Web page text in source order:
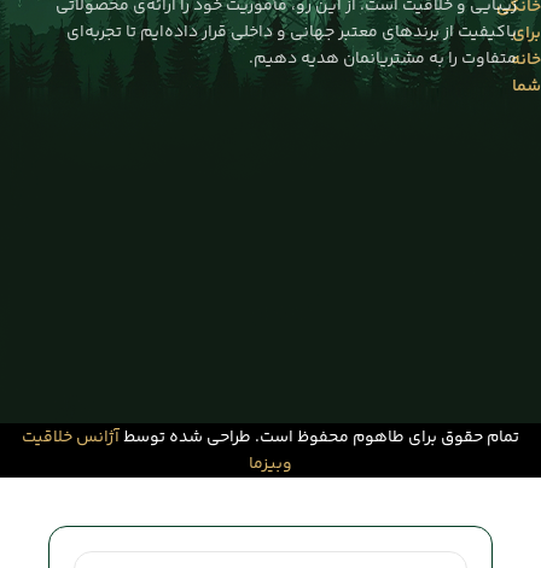
خانگی
برای
خانه
شما
زیبایی و خلاقیت است. از این رو، مأموریت خود را ارائه‌ی محصولاتی
باکیفیت از برندهای معتبر جهانی و داخلی قرار داده‌ایم تا تجربه‌ای
متفاوت را به مشتریانمان هدیه دهیم.
تمام حقوق برای طاهوم محفوظ است. طراحی شده توسطآژانس خلاقیت
وبیزما